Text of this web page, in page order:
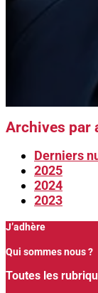
Archives par
Derniers
2025
2024
2023
J’adhère
Qui sommes nous ?
Toutes les